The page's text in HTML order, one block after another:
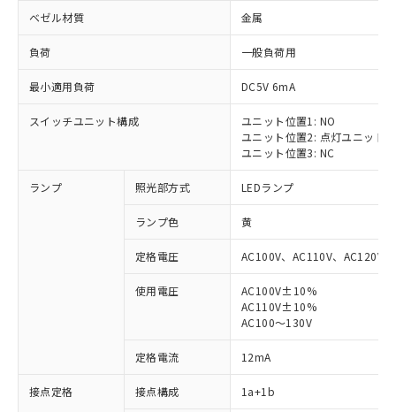
ベゼル材質 金属
負荷 一般負荷用
最小適用負荷 DC5V 6mA
スイッチユニット構成
ユニット位置1: NO
ユニット位置2: 点灯ユニット
ユニット位置3: NC
ランプ 照光部方式 LEDランプ
ランプ色 黄
定格電圧 AC100V、AC110V、AC120V
使用電圧
AC100V±10%
AC110V±10%
AC100～130V
定格電流 12mA
接点定格 接点構成 1a+1b
※1 対応状況